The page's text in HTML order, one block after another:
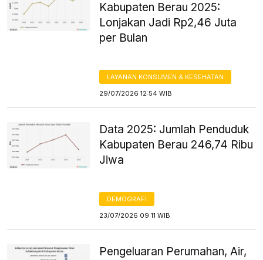
Kabupaten Berau 2025:
Lonjakan Jadi Rp2,46 Juta
per Bulan
LAYANAN KONSUMEN & KESEHATAN
29/07/2026 12:54 WIB
Data 2025: Jumlah Penduduk
Kabupaten Berau 246,74 Ribu
Jiwa
DEMOGRAFI
23/07/2026 09:11 WIB
Pengeluaran Perumahan, Air,